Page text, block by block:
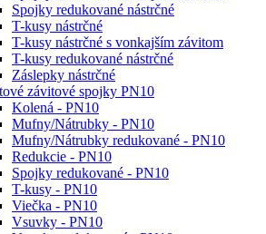
Spojky redukované nástrčné
T-kusy nástrčné
T-kusy nástrčné s vonkajším závitom
T-kusy redukované nástrčné
Záslepky nástrčné
závitové spojky PN10
Kolená - PN10
Mufny/Nátrubky - PN10
Mufny/Nátrubky redukované - PN10
Redukcie - PN10
Spojky redukované - PN10
T-kusy - PN10
Viečka - PN10
Vsuvky - PN10